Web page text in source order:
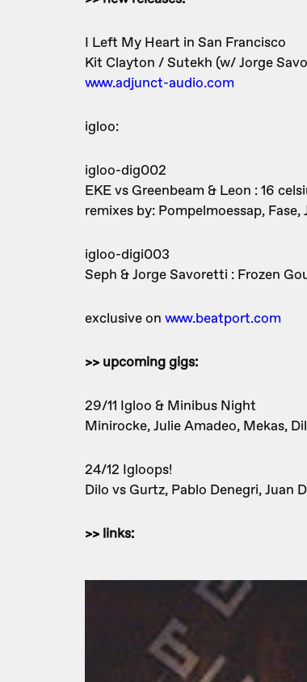
I Left My Heart in San Francisco
Kit Clayton / Sutekh (w/ Jorge
www.adjunct-audio.com
igloo:
igloo-dig002
EKE vs Greenbeam & Leon : 16
remixes by: Pompelmoessap, Fase,
igloo-digi003
Seph & Jorge Savoretti : Frozen
exclusive on www.beatport.com
>> upcoming gigs:
29/11 Igloo & Minibus Night
Minirocke, Julie Amadeo, Mekas,
24/12 Igloops!
Dilo vs Gurtz, Pablo Denegri, Juan
>> links: